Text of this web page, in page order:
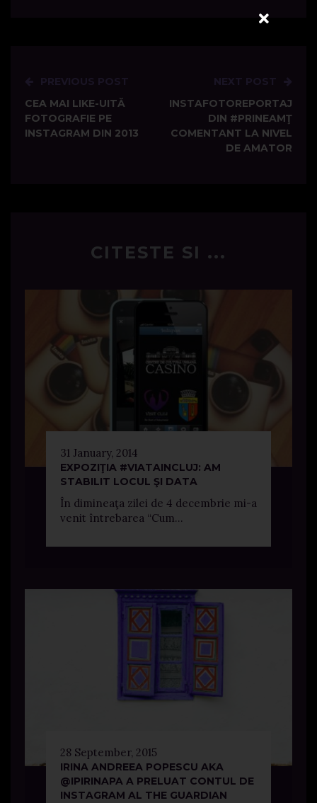
Post
navigation
PREVIOUS POST
CEA MAI LIKE-UITĂ
FOTOGRAFIE PE
INSTAGRAM DIN 2013
NEXT POST
INSTAFOTOREPORTAJ
DIN #PRINEAMŢ
COMENTANT LA NIVEL
DE AMATOR
CITESTE SI ...
31 January, 2014
EXPOZIŢIA #VIATAINCLUJ: AM
STABILIT LOCUL ŞI DATA
În dimineaţa zilei de 4 decembrie mi-a
venit întrebarea “Cum...
28 September, 2015
IRINA ANDREEA POPESCU AKA
@IPIRINAPA A PRELUAT CONTUL DE
INSTAGRAM AL THE GUARDIAN